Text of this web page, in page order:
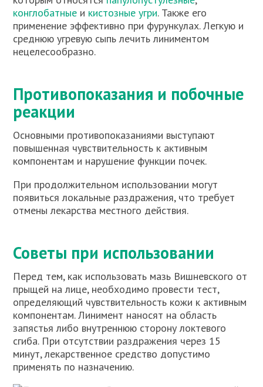
конглобатные и кистозные угри. Также его
применение эффективно при фурункулах. Легкую и
среднюю угревую сыпь лечить линиментом
нецелесообразно.
Противопоказания и побочные
реакции
Основными противопоказаниями выступают
повышенная чувствительность к активным
компонентам и нарушение функции почек.
При продолжительном использовании могут
появиться локальные раздражения, что требует
отмены лекарства местного действия.
Советы при использовании
Перед тем, как использовать мазь Вишневского от
прыщей на лице, необходимо провести тест,
определяющий чувствительность кожи к активным
компонентам. Линимент наносят на область
запястья либо внутреннюю сторону локтевого
сгиба. При отсутствии раздражения через 15
минут, лекарственное средство допустимо
применять по назначению.